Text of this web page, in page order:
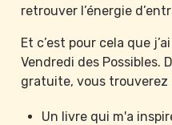
retrouver l’énergie
Et c’est pour cela que
Vendredi des Possibles.
gratuite, vous trouverez
Un livre qui m'a